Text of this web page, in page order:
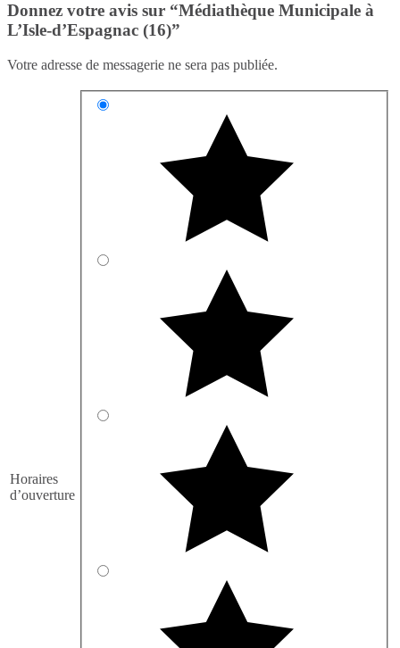
Donnez votre avis sur “Médiathèque Municipale à
L’Isle-d’Espagnac (16)”
Votre adresse de messagerie ne sera pas publiée.
Horaires
d’ouverture